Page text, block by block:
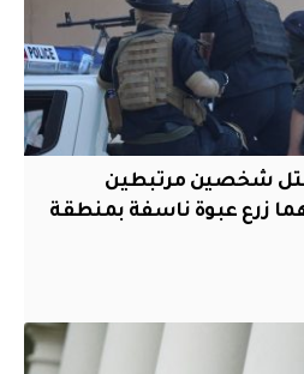
شخصين مرتبطين
زرع عبوة ناسفة بمنطقة